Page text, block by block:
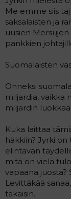
Me emme siis
saksalaisten ja
uusien
pankkien
Suomalaisten
Onneksi
miljardia, vaikka
miljardin
Kuka laittaa
häkkiin? Jyrki
elintavan
mitä on vielä
vapaana juosta?
Levittäkää
takaisin.